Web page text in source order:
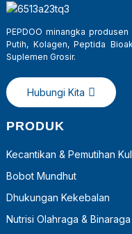
PEPDOO minangka
Putih, Kolagen, Peptida
Suplemen Grosir.
Hubungi Kita
PRODUK
Kecantikan & Pemutihan
Bobot Mundhut
Dhukungan Kekebalan
Nutrisi Olahraga & Binaraga